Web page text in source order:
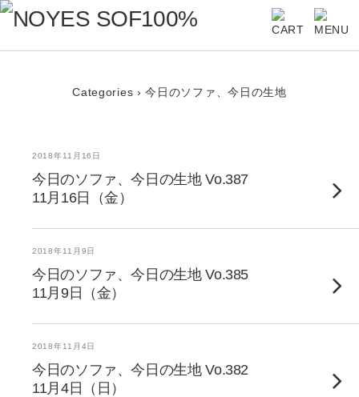
Categories › 今日のソファ、今日の生地
2018年11月16日
今日のソファ、今日の生地 Vo.387
11月16日（金）
2018年11月9日
今日のソファ、今日の生地 Vo.385
11月9日（金）
2018年11月4日
今日のソファ、今日の生地 Vo.382
11月4日（日）